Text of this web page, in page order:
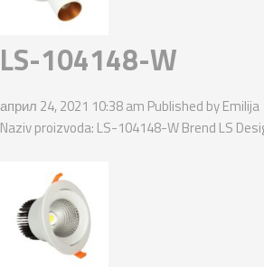
LS-104148-W
април 24, 2021 10:38 am Published byEmilija
Naziv proizvoda: LS-104148-W Brend LS